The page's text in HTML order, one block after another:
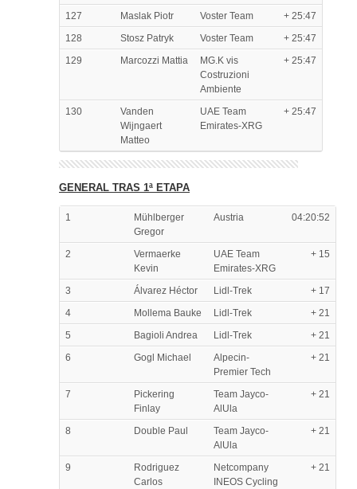
127 Maslak Piotr Voster Team
+ 25:47
128
Stosz Patryk Voster Team
+ 25:47
129
Marcozzi Mattia
MG.K vis
Costruzioni
Ambiente
+ 25:47
130
Vanden
Wijngaert
Matteo
UAE Team
Emirates-XRG
+ 25:47
GENERAL TRAS 1ª ETAPA
1
Mühlberger
Gregor
Austria 04:20:52
2
Vermaerke
Kevin
UAE Team
Emirates-XRG
+ 15
3 Álvarez Héctor Lidl-Trek
+ 17
4
Mollema Bauke Lidl-Trek
+ 21
5
Bagioli Andrea Lidl-Trek
+ 21
6
Gogl Michael
Alpecin-
Premier Tech
+ 21
7
Pickering
Finlay
Team Jayco-
AlUla
+ 21
8 Double Paul
Team Jayco-
AlUla
+ 21
9
Rodriguez
Carlos
Netcompany
INEOS Cycling
+ 21